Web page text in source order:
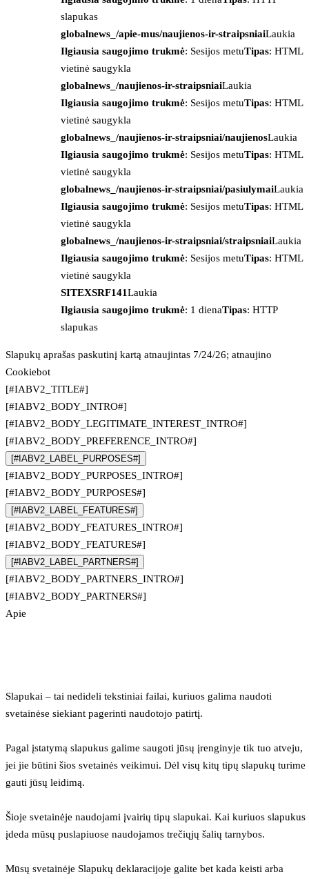
slapukas
globalnews_/apie-mus/naujienos-ir-straipsniaiLaukia
Ilgiausia saugojimo trukmė: Sesijos metuTipas: HTML
vietinė saugykla
globalnews_/naujienos-ir-straipsniaiLaukia
Ilgiausia saugojimo trukmė: Sesijos metuTipas: HTML
vietinė saugykla
globalnews_/naujienos-ir-straipsniai/naujienosLaukia
Ilgiausia saugojimo trukmė: Sesijos metuTipas: HTML
vietinė saugykla
globalnews_/naujienos-ir-straipsniai/pasiulymaiLaukia
Ilgiausia saugojimo trukmė: Sesijos metuTipas: HTML
vietinė saugykla
globalnews_/naujienos-ir-straipsniai/straipsniaiLaukia
Ilgiausia saugojimo trukmė: Sesijos metuTipas: HTML
vietinė saugykla
SITEXSRF141Laukia
Ilgiausia saugojimo trukmė: 1 dienaTipas: HTTP
slapukas
Slapukų aprašas paskutinį kartą atnaujintas 7/24/26; atnaujino
Cookiebot
[#IABV2_TITLE#]
[#IABV2_BODY_INTRO#]
[#IABV2_BODY_LEGITIMATE_INTEREST_INTRO#]
[#IABV2_BODY_PREFERENCE_INTRO#]
[#IABV2_LABEL_PURPOSES#]
[#IABV2_BODY_PURPOSES_INTRO#]
[#IABV2_BODY_PURPOSES#]
[#IABV2_LABEL_FEATURES#]
[#IABV2_BODY_FEATURES_INTRO#]
[#IABV2_BODY_FEATURES#]
[#IABV2_LABEL_PARTNERS#]
[#IABV2_BODY_PARTNERS_INTRO#]
[#IABV2_BODY_PARTNERS#]
Apie
Slapukai – tai nedideli tekstiniai failai, kuriuos galima naudoti
svetainėse siekiant pagerinti naudotojo patirtį.
Pagal įstatymą slapukus galime saugoti jūsų įrenginyje tik tuo atveju,
jei jie būtini šios svetainės veikimui. Dėl visų kitų tipų slapukų turime
gauti jūsų leidimą.
Šioje svetainėje naudojami įvairių tipų slapukai. Kai kuriuos slapukus
įdeda mūsų puslapiuose naudojamos trečiųjų šalių tarnybos.
Mūsų svetainėje Slapukų deklaracijoje galite bet kada keisti arba